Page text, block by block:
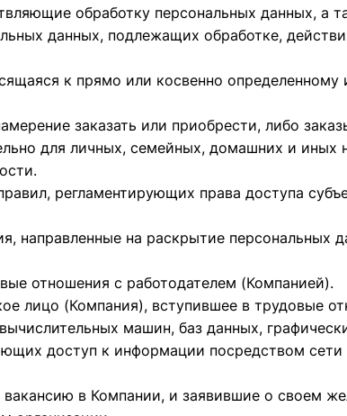
обработку персональных данных, а
данных, подлежащих обработке,
к прямо или косвенно
заказать или приобрести, либо
для личных, семейных, домашних и иных
регламентирующих права доступа
направленные на раскрытие персональных
отношения с работодателем (Компанией).
лицо (Компания), вступившее в трудовые
машин, баз данных,
доступ к информации посредством
в Компании, и заявившие о своем